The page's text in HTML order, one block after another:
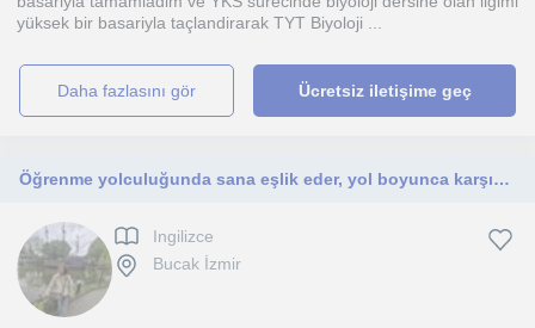
yüksek bir basariyla taçlandirarak TYT Biyoloji ...
daha fazlasını gör Ücretsiz iletişime geç
Öğrenme yolculuğunda sana eşlik eder, yol boyunca karşına çıkacak zorluklarda yanında olurum.
Ingilizce
Bucak İzmir